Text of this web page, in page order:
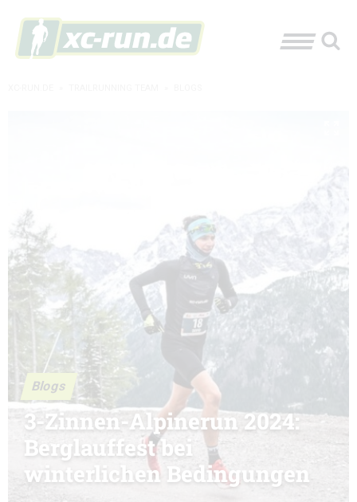
Blogs
3-Zinnen-Alpinerun 2024:
Berglauffest bei
winterlichen Bedingungen